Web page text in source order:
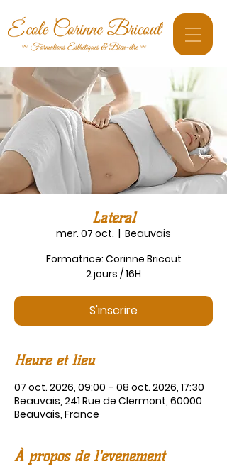
Latéral
mer. 07 oct.
  |
Beauvais
Formatrice: Corinne Bricout
S'inscrire
Heure et lieu
07 oct. 2026, 09:00 – 08 oct. 2026, 17:30
Beauvais, 241 Rue de Clermont, 60000
Beauvais, France
À propos de l'événement